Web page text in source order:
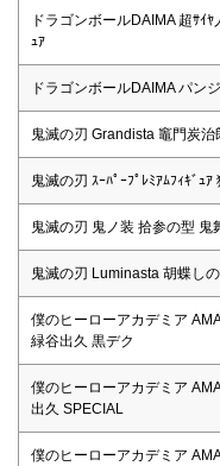
ドラゴンボールDAIMA 超ｻｲﾔ
ｭｱ
ドラゴンボールDAIMA パン
鬼滅の刃 Grandista 竈門炭治
鬼滅の刃 ｽｰﾊﾟｰﾌﾟﾚﾐｱﾑﾌｨｷﾞｭｱ
鬼滅の刃 鬼ノ装 拾参の型 鬼
鬼滅の刃 Luminasta 胡蝶し
僕のヒーローアカデミア
緑谷出久 黒デク
僕のヒーローアカデミア
出久 SPECIAL
僕のヒーローアカデミア